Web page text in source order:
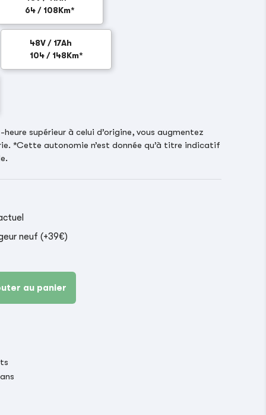
64 / 108Km*
48V / 17Ah
104 / 148Km*
supérieur à celui d’origine, vous augmentez
*Cette autonomie n’est donnée qu’à titre indicatif
neuf (+39€)
au panier